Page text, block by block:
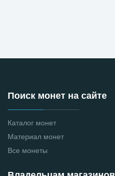
Поиск монет на сайте
Каталог монет
Материал монет
Все монеты